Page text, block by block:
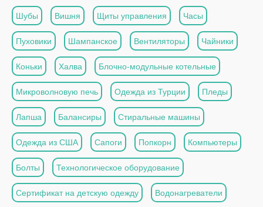
Шубы Вишня Щиты управления Часы
Пуховики Шампанское Вентиляторы Чайники
Коньки Халва Блочно-модульные котельные
Микроволновую печь Одежда из Турции Пледы
Лапша Балансиры Стиральные машины
Одежда из США Сапоги Попкорн Компьютеры
Болты Технологическое оборудование
Сертификат на детскую одежду Водонагреватели